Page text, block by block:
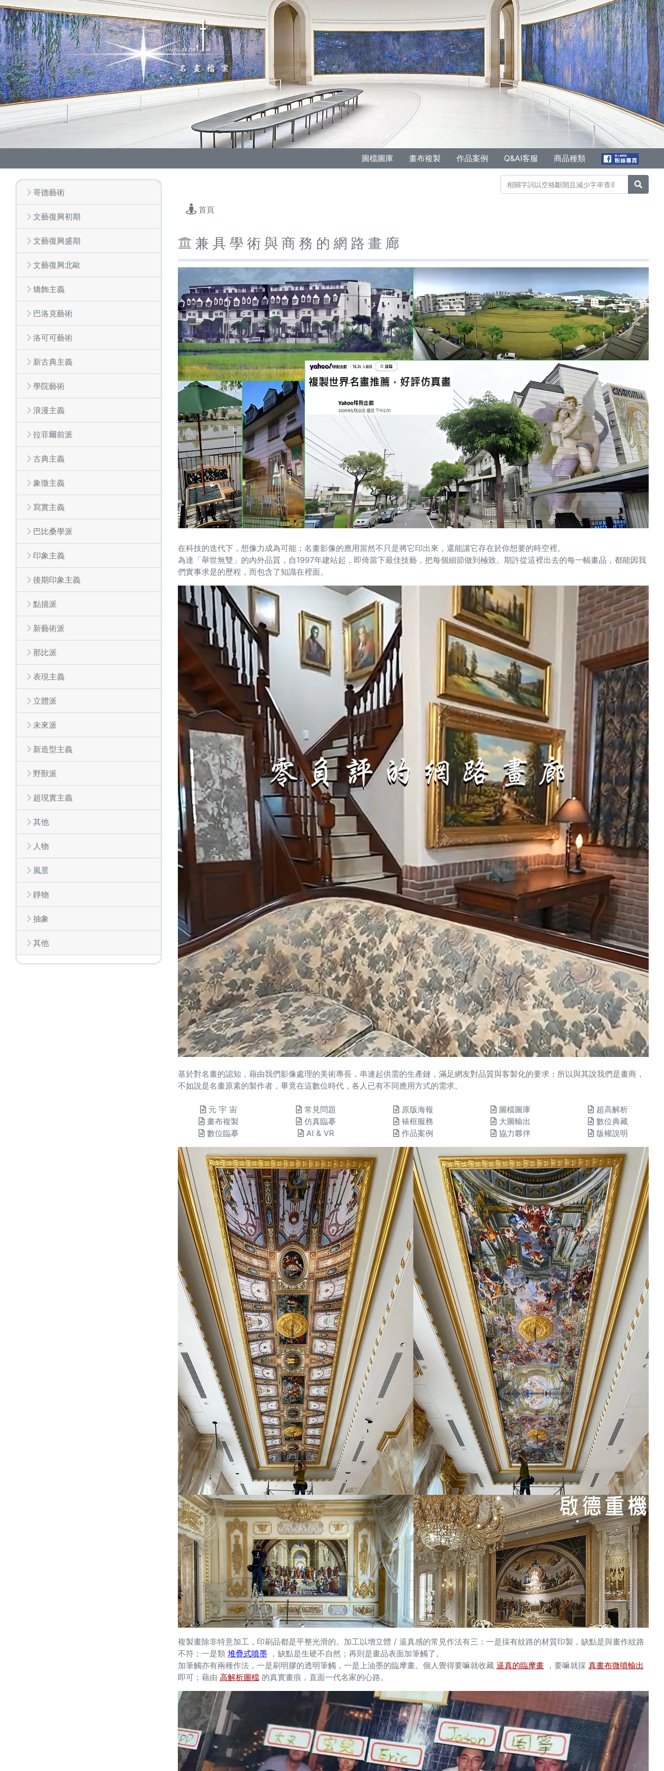
圖檔圖庫 畫布複製 作品案例 Q&AI客服 商品種類
哥德藝術
文藝復興初期
文藝復興盛期
文藝復興北歐
矯飾主義
巴洛克藝術
洛可可藝術
新古典主義
學院藝術
浪漫主義
拉菲爾前派
古典主義
象徵主義
寫實主義
巴比桑學派
印象主義
後期印象主義
點描派
新藝術派
那比派
表現主義
立體派
未來派
新造型主義
野獸派
超現實主義
其他
人物
風景
靜物
抽象
其他
搜尋
首頁
兼 具 學 術 與 商 務 的 網 路 畫 廊
在科技的迭代下，想像力成為可能；名畫影像的應用當然不只是將它印出來，還能讓它存在於你想要的時空裡。
為達「舉世無雙」的內外品質，自1997年建站起，即倚當下最佳技藝，把每個細節做到極致。期許從這裡出去的每一幅畫品，都能因我
們實事求是的歷程，而包含了知識在裡面。
基於對名畫的認知，藉由我們影像處理的美術專長，串連起供需的生產鏈，滿足網友對品質與客製化的要求；所以與其說我們是畫商，
不如說是名畫原素的製作者，畢竟在這數位時代，各人已有不同應用方式的需求。
元 宇 宙 常見問題 原版海報 圖檔圖庫
超高解析
畫布複製
仿真臨摹 裱框服務 大圖輸出
數位典藏
數位臨摹
AI & VR 作品案例 協力夥伴 版權說明
複製畫除非特意加工，印刷品都是平整光滑的。加工以增立體 / 逼真感的常見作法有三：一是採有紋路的材質印製，缺點是與畫作紋路
不符；一是類 堆疊式噴墨，缺點是生硬不自然；再則是畫品表面加筆觸了。
加筆觸亦有兩種作法，一是刷明膠的透明筆觸，一是上油墨的臨摩畫。個人覺得要嘛就收藏 逼真的臨摩畫，要嘛就採 真畫布微噴輸出
即可；藉由 高解析圖檔的真實畫痕，直面一代名家的心路。